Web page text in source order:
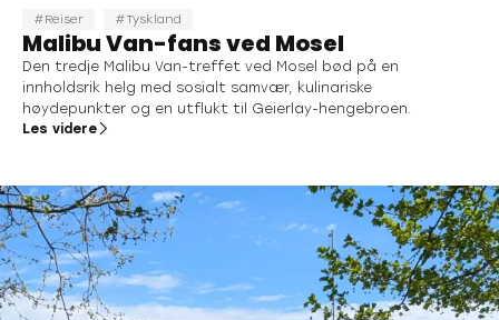
Reiser Tyskland
Malibu Van-fans ved Mosel
Den tredje Malibu Van-treffet ved Mosel bød på en
innholdsrik helg med sosialt samvær, kulinariske
høydepunkter og en utflukt til Geierlay-hengebroen.
Les videre